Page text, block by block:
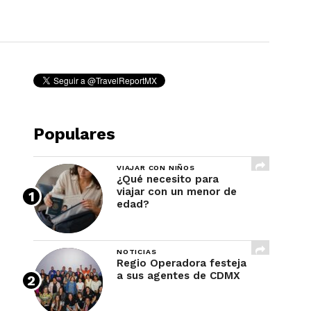
Populares
VIAJAR CON NIÑOS
¿Qué necesito para
viajar con un menor de
edad?
NOTICIAS
Regio Operadora festeja
a sus agentes de CDMX